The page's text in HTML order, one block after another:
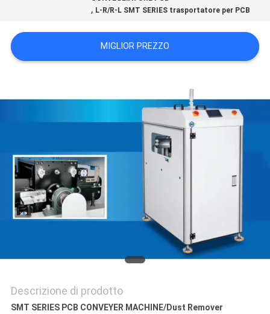
SULLA
PRIVACY
, L-R/R-L SMT SERIES trasportatore per PCB
MIGLIOR PREZZO
Descrizione di prodotto
SMT SERIES PCB CONVEYER MACHINE/Dust Remover